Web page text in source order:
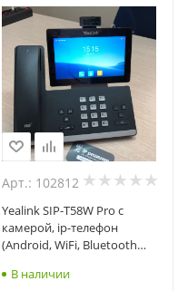
Арт.: 102812
Yealink SIP-T58W Pro с
камерой, ip-телефон
(Android, WiFi, Bluetooth
В наличии